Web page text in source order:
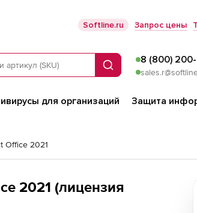
Softline.ru Запрос цены
Поиск
8 (800)
для организаций Защита
Office 2021
2021 (лицензия